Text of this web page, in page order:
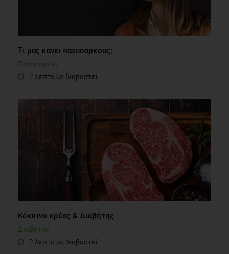
Tι μας κάνει παχύσαρκους;
Παχυσαρκία
2 λεπτά να διαβαστεί
Κόκκινο κρέας & Διαβήτης
Διαβήτης
2 λεπτά να διαβαστεί